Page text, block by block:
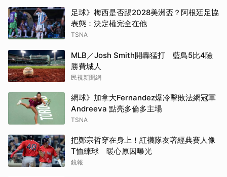
足球》梅西是否踢2028美洲盃？阿根廷足協
表態：決定權完全在他
TSNA
MLB／Josh Smith開轟猛打 藍鳥5比4險
勝費城人
民視新聞網
網球》加拿大Fernandez爆冷擊敗法網冠軍
Andreeva 點亮多倫多主場
TSNA
把鄭宗哲穿在身上！紅襪隊友著經典賽人像
T恤練球 暖心原因曝光
鏡報